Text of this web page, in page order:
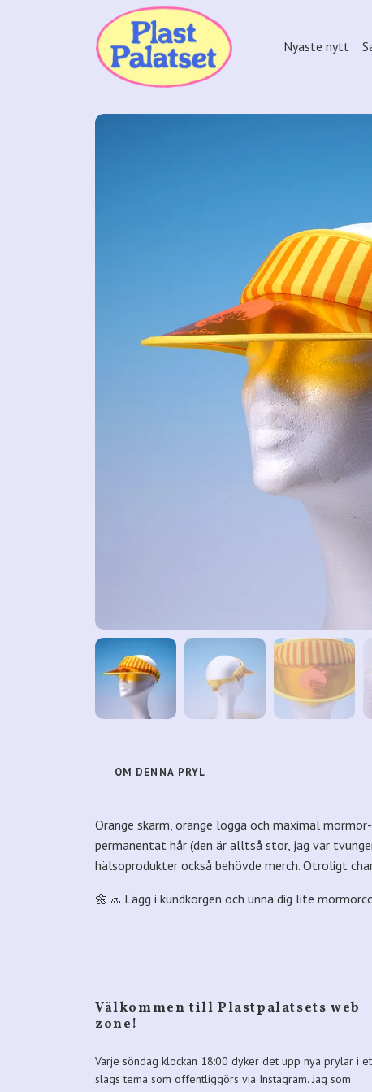
Nyaste nytt
OM DENNA PRYL
Orange skärm, orange logga och maximal
permanentat hår (den är alltså stor, jag var
hälsoprodukter också behövde merch. Otroligt
🌼🧢 Lägg i kundkorgen och unna dig lite
Välkommen till Plastpalatsets web
zone!
Varje söndag klockan 18:00 dyker det upp nya prylar i
slags tema som offentliggörs via Instagram. Jag som